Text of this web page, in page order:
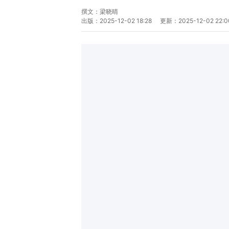
撰文： 梁晓晴
出版： 2025-12-02 18:28 更新： 2025-12-02